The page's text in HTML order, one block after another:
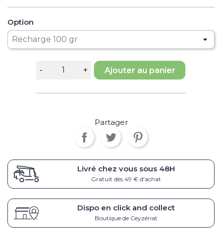
Option
Ajouter au panier
Partager
Livré chez vous sous 48H
Gratuit dès 49 € d'achat
Dispo en click and collect
Boutique de Ceyzériat